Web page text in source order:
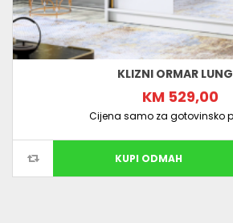
KLIZNI ORMAR
KM 529,00
Cijena samo za gotovinsko
KUPI ODMAH